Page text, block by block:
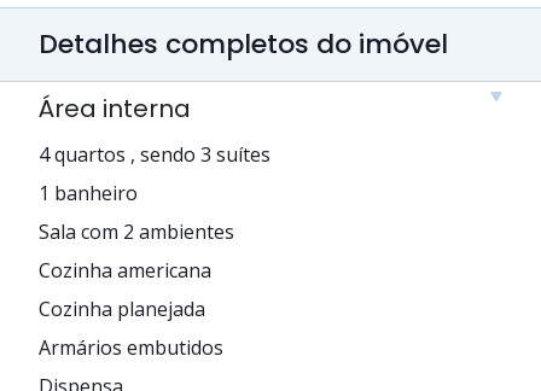
Detalhes completos do imóvel
Área interna
4 quartos , sendo 3 suítes
1 banheiro
Sala com 2 ambientes
Cozinha americana
Cozinha planejada
Armários embutidos